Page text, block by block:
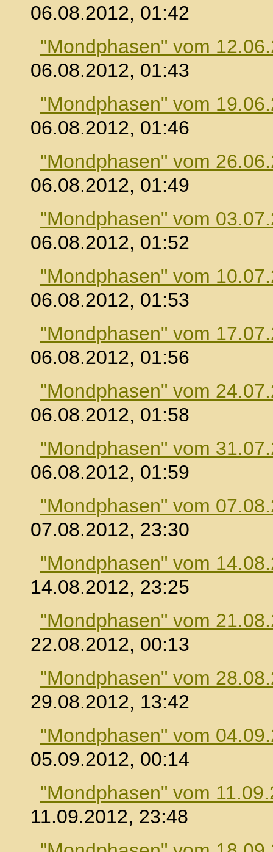
06.08.2012, 01:42
"Mondphasen" vom
06.08.2012, 01:43
"Mondphasen" vom
06.08.2012, 01:46
"Mondphasen" vom
06.08.2012, 01:49
"Mondphasen" vom
06.08.2012, 01:52
"Mondphasen" vom
06.08.2012, 01:53
"Mondphasen" vom
06.08.2012, 01:56
"Mondphasen" vom
06.08.2012, 01:58
"Mondphasen" vom
06.08.2012, 01:59
"Mondphasen" vom
07.08.2012, 23:30
"Mondphasen" vom
14.08.2012, 23:25
"Mondphasen" vom
22.08.2012, 00:13
"Mondphasen" vom
29.08.2012, 13:42
"Mondphasen" vom
05.09.2012, 00:14
"Mondphasen" vom
11.09.2012, 23:48